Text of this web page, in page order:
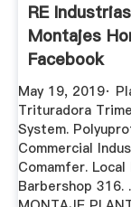
RE
Montajes
Facebook
May 19, 2019·
Trituradora
System.
Commercial
Comamfer. Local
Barbershop 316.